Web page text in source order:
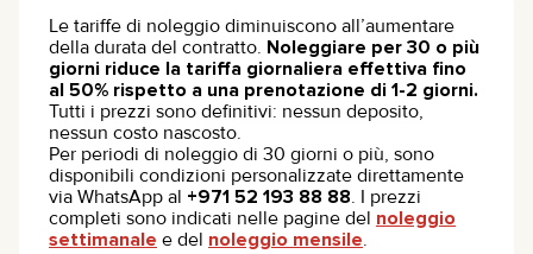
Le tariffe di noleggio diminuiscono all’aumentare
della durata del contratto. Noleggiare per 30 o più
giorni riduce la tariffa giornaliera effettiva fino
al 50% rispetto a una prenotazione di 1-2 giorni.
Tutti i prezzi sono definitivi: nessun deposito,
nessun costo nascosto.
Per periodi di noleggio di 30 giorni o più, sono
disponibili condizioni personalizzate direttamente
via WhatsApp al +971 52 193 88 88. I prezzi
completi sono indicati nelle pagine del noleggio
settimanale e del noleggio mensile.